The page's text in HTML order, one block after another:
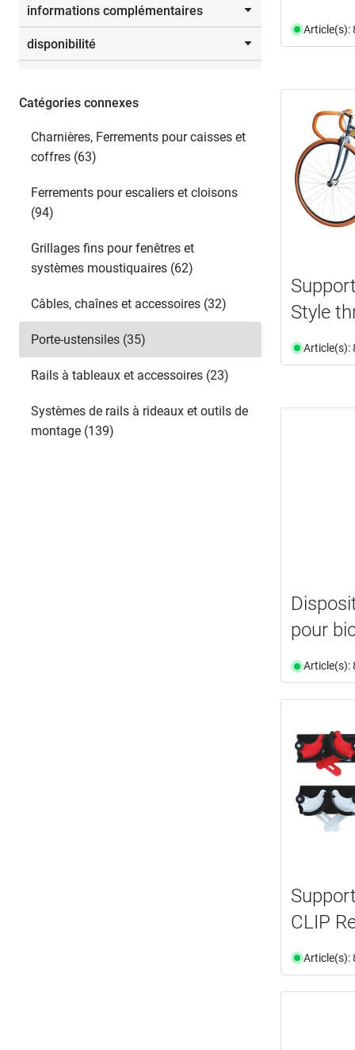
89,0 mm (1)
informations complémentaires
document
disponibilité
n'est plus disponible
Catégories connexes
Charnières, Ferrements pour caisses et
coffres (63)
Ferrements pour escaliers et cloisons
(94)
Grillages fins pour fenêtres et
systèmes moustiquaires (62)
Câbles, chaînes et accessoires (32)
Porte-ustensiles (35)
Rails à tableaux et accessoires (23)
Systèmes de rails à rideaux et outils de
montage (139)
Article(s):
Style
Article(s):
pour
Article(s):
CLIP
Article(s):